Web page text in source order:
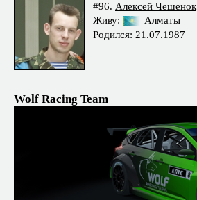
#96. Алексей Чешенок
Живу:
Алматы
Родился: 21.07.1987
Wolf Racing Team